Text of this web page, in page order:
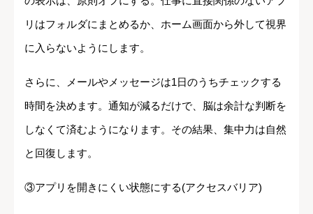
リはフォルダにまとめるか、ホーム画面から外して視界
に入らないようにします。
さらに、メールやメッセージは1日のうちチェックする
時間を決めます。通知が減るだけで、脳は余計な判断を
しなくて済むようになります。その結果、集中力は自然
と回復します。
③アプリを開きにくい状態にする(アクセスバリア)